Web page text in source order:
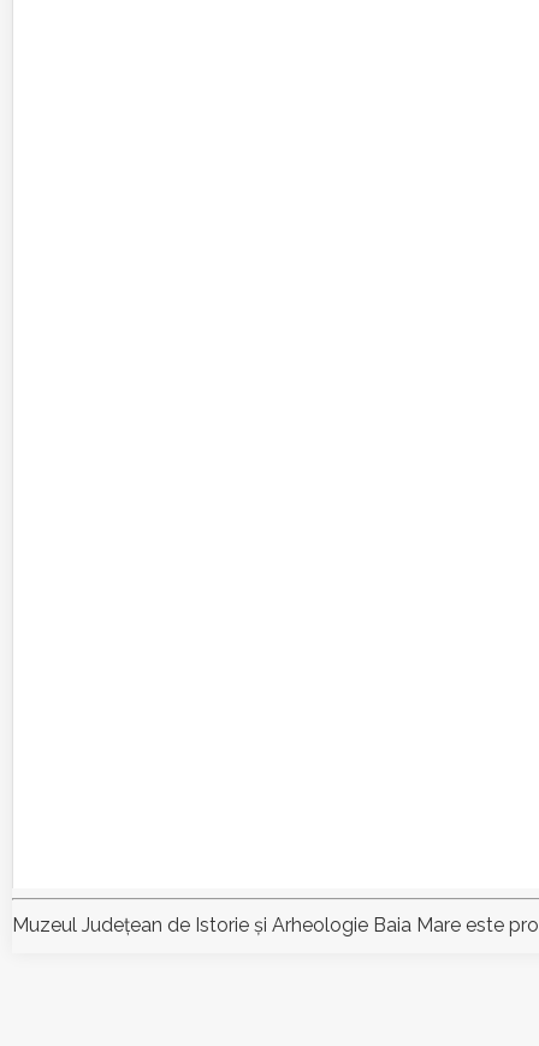
Muzeul Judeţean de Istorie şi Arheologie Baia Mare este